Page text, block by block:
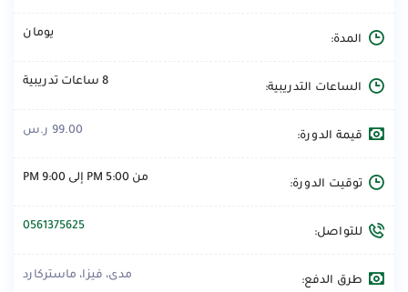
المدة: يومان
الساعات التدريبية: 8 ساعات تدريبية
قيمة الدورة: 99.00 ر.س
توقيت الدورة: من 5:00 PM إلى 9:00 PM
للتواصل: 0561375625
طرق الدفع: مدى، فيزا، ماستركارد